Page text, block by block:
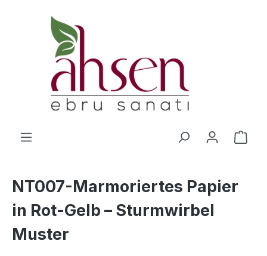
Zum Hauptinhalt springen
NT007-Marmoriertes Papier
in Rot-Gelb – Sturmwirbel
Muster